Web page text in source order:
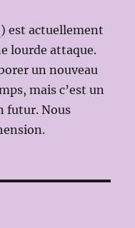
) est actuellement
lourde attaque.
un nouveau
mais c’est un
futur. Nous